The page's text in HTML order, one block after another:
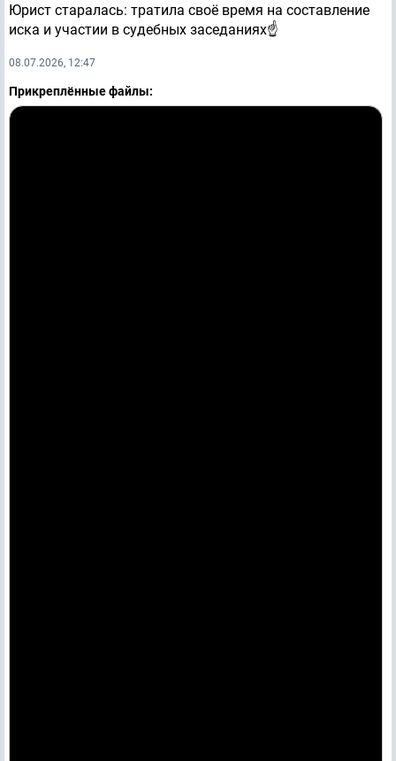
Юрист старалась: тратила своё время на составление
иска и участии в судебных заседаниях☝️
08.07.2026, 12:47
Прикреплённые файлы: